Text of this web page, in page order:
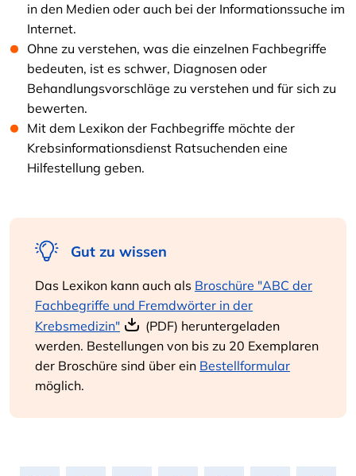
in den Medien oder auch bei der Informationssuche im
Internet.
Ohne zu verstehen, was die einzelnen Fachbegriffe
bedeuten, ist es schwer, Diagnosen oder
Behandlungsvorschläge zu verstehen und für sich zu
bewerten.
Mit dem Lexikon der Fachbegriffe möchte der
Krebsinformationsdienst Ratsuchenden eine
Hilfestellung geben.
Gut zu wissen
Das Lexikon kann auch als Broschüre "ABC der
Fachbegriffe und Fremdwörter in der
Krebsmedizin"
(PDF) heruntergeladen
werden. Bestellungen von bis zu 20 Exemplaren
der Broschüre sind über ein Bestellformular
möglich.